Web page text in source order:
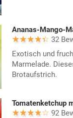
Ananas-Mango-
32
Exotisch und
Marmelade.
Brotaufstrich.
Tomatenketchup
92